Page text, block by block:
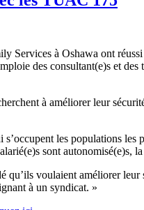
à Oshawa ont
des consultant(e)s et
à améliorer leur
les populations
sont autonomisé(e)s,
voulaient améliorer
à un syndicat. »